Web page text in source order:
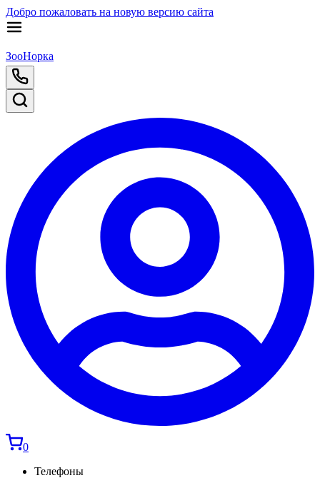
Добро пожаловать на новую версию сайта
ЗооНорка
0
Телефоны